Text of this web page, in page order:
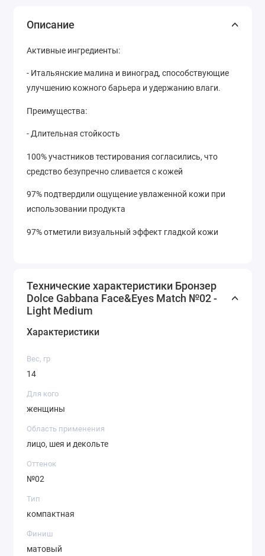
Описание
Активные ингредиенты:
- Итальянские малина и виноград, способствующие
улучшению кожного барьера и удержанию влаги.
Преимущества:
- Длительная стойкость
100% участников тестирования согласились, что
средство безупречно сливается с кожей
97% подтвердили ощущение увлаженной кожи при
использовании продукта
97% отметили визуальный эффект гладкой кожи
Технические характеристики Бронзер
Dolce Gabbana Face&Eyes Match №02 -
Light Medium
Характеристики
Вес, гр
14
Для кого
женщины
Область применения
лицо, шея и декольте
Оттенок
№02
Тип
компактная
Финиш
матовый